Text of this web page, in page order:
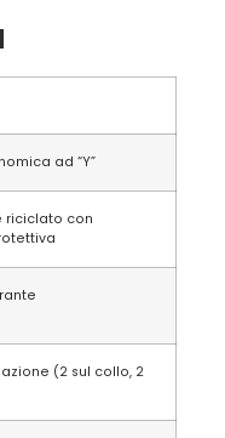
ad “Y”
riciclato con
(2 sul collo, 2